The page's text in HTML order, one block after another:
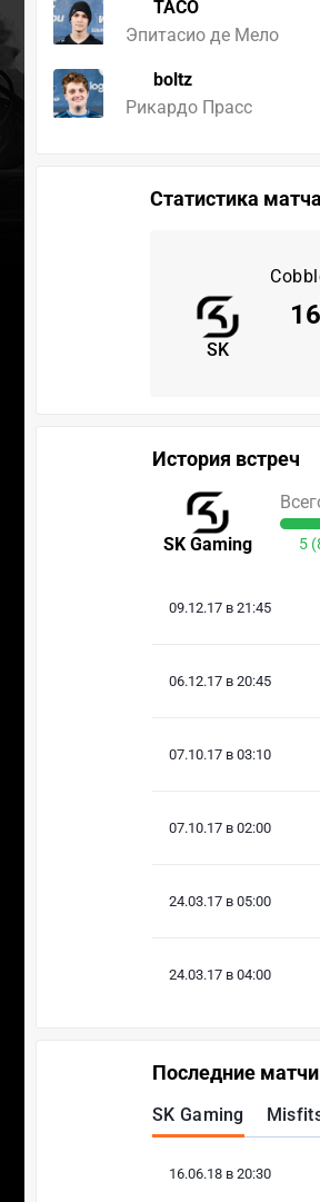
TACO
Эпитасио де Мело
boltz
Рикардо Прасс
Статистика матча
SK
16
История встреч
SK Gaming 5
09.12.17 в 21:45
06.12.17 в 20:45
07.10.17 в 03:10
07.10.17 в 02:00
24.03.17 в 05:00
24.03.17 в 04:00
Последние матчи
SK Gaming
16.06.18 в 20:30